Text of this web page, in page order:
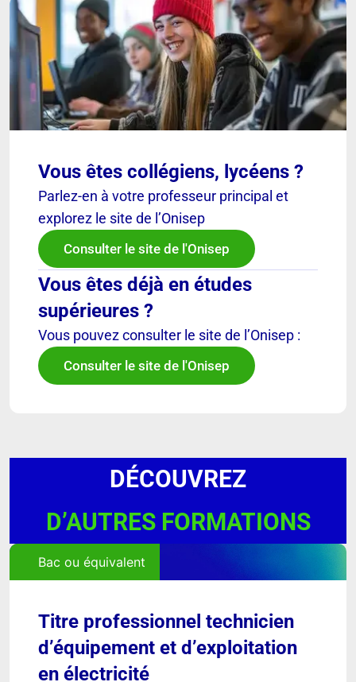
Vous êtes collégiens, lycéens ?
Parlez-en à votre professeur principal et
explorez le site de l’Onisep
Consulter le site de l'Onisep
Vous êtes déjà en études
supérieures ?
Vous pouvez consulter le site de l’Onisep :
Consulter le site de l'Onisep
DÉCOUVREZ
D’AUTRES FORMATIONS
Bac ou équivalent
Titre professionnel technicien
d’équipement et d’exploitation
en électricité